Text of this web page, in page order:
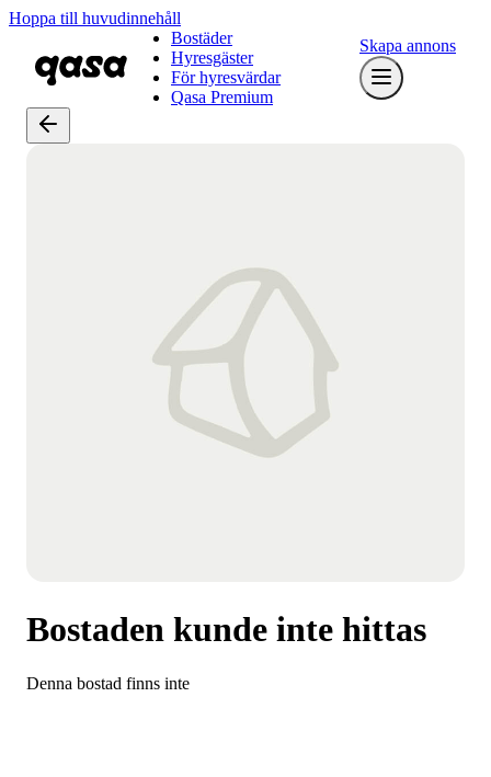
Hoppa till huvudinnehåll
Bostäder
Hyresgäster
För hyresvärdar
Qasa Premium
Skapa annons
Bostaden kunde inte hittas
Denna bostad finns inte